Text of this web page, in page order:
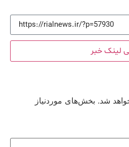
لینک خبر
شد. بخش‌های موردنیاز